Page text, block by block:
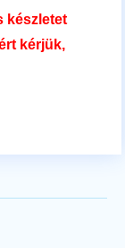
készletet
kérjük,